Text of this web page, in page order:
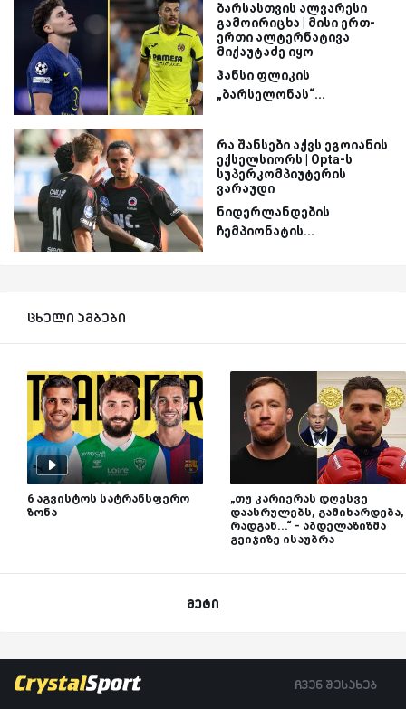
ბარსასთვის ალვარესი
გამოირიცხა | მისი ერთ-
ერთი ალტერნატივა
მიქაუტაძე იყო
ჰანსი ფლიკის
„ბარსელონას“...
რა შანსები აქვს ეგოიანის
ექსელსიორს | Opta-ს
სუპერკომპიუტერის
ვარაუდი
ნიდერლანდების
ჩემპიონატის...
ცხელი ამბები
6 აგვისტოს სატრანსფერო
ზონა
„თუ კარიერას დღესვე
დაასრულებს, გამიხარდება,
რადგან...“ - აბდელაზიზმა
გეიჯიზე ისაუბრა
მეტი
ჩვენ შესახებ